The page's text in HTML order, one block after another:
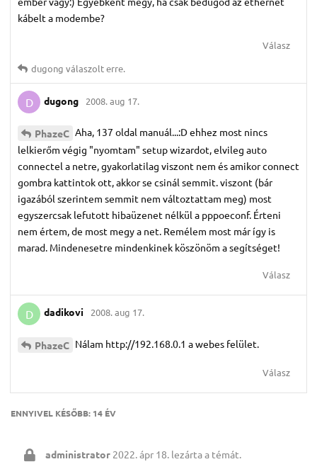
kábelt a modembe?
Válasz
dugong válaszolt erre.
D dugong 2008. aug 17.
PhazeC Aha, 137 oldal manuál...:D ehhez most nincs
lelkierőm végig "nyomtam" setup wizardot, elvileg auto
connectel a netre, gyakorlatilag viszont nem és amikor connect
gombra kattintok ott, akkor se csinál semmit. viszont (bár
igazából szerintem semmit nem változtattam meg) most
egyszercsak lefutott hibaüzenet nélkül a pppoeconf. Érteni
nem értem, de most megy a net. Remélem most már így is
marad. Mindenesetre mindenkinek köszönöm a segítséget!
Válasz
D dadikovi 2008. aug 17.
PhazeC Nálam http://192.168.0.1 a webes felület.
Válasz
ENNYIVEL KÉSŐBB: 14 ÉV
administrator 2022. ápr 18. lezárta a témát.